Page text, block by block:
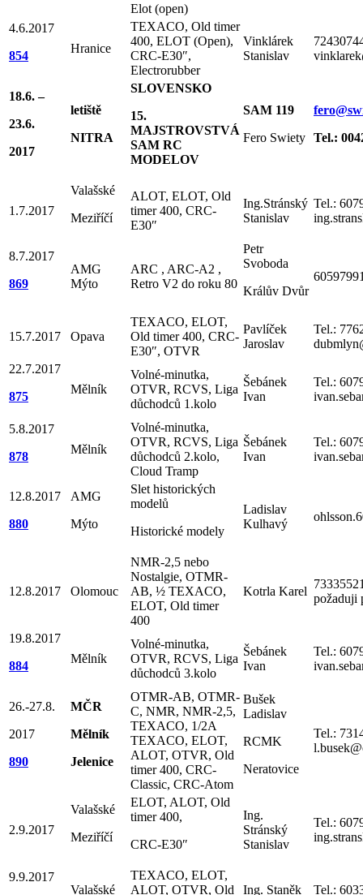
Elot (open)
4.6.2017
854
Hranice
TEXACO, Old timer
400, ELOT (Open),
CRC-E30″,
Electrorubber
Vinklárek
Stanislav
18.6. –
23.6.
2017
letiště
NITRA
SLOVENSKO
15.
MAJSTROVSTVÁ
SAM RC
MODELOV
SAM 119
Fero Swiety
fero
Tel.:
1.7.2017
Valašské
Meziříčí
ALOT, ELOT, Old
timer 400, CRC-
E30″
Ing.Stránský
Stanislav
Tel.:
8.7.2017
869
AMG
Mýto
ARC , ARC-A2 ,
Retro V2 do roku 80
Petr
Svoboda
Králův Dvůr
15.7.2017 Opava
TEXACO, ELOT,
Old timer 400, CRC-
E30″, OTVR
Pavlíček
Jaroslav
Tel.:
22.7.2017
875
Mělník
Volné-minutka,
OTVR, RCVS, Liga
důchodců 1.kolo
Šebánek
Ivan
Tel.:
5.8.2017
878
Mělník
Volné-minutka,
OTVR, RCVS, Liga
důchodců 2.kolo,
Cloud Tramp
Šebánek
Ivan
Tel.:
12.8.2017
880
AMG
Mýto
Slet historických
modelů
Historické modely
Ladislav
Kulhavý
12.8.2017 Olomouc
NMR-2,5 nebo
Nostalgie, OTMR-
AB, ½ TEXACO,
ELOT, Old timer
400
Kotrla Karel
požaduji
19.8.2017
884
Mělník
Volné-minutka,
OTVR, RCVS, Liga
důchodců 3.kolo
Šebánek
Ivan
Tel.:
26.-27.8.
2017
890
MČR
Mělník
Jelenice
OTMR-AB, OTMR-
C, NMR, NMR-2,5,
TEXACO, 1/2A
TEXACO, ELOT,
ALOT, OTVR, Old
timer 400, CRC-
Classic, CRC-Atom
Bušek
Ladislav
RCMK
Neratovice
Tel.:
2.9.2017
Valašské
Meziříčí
ELOT, ALOT, Old
timer 400,
CRC-E30″
Ing.
Stránský
Stanislav
Tel.:
9.9.2017
Valašské
TEXACO, ELOT,
ALOT, OTVR, Old
Ing. Staněk
Tel.: